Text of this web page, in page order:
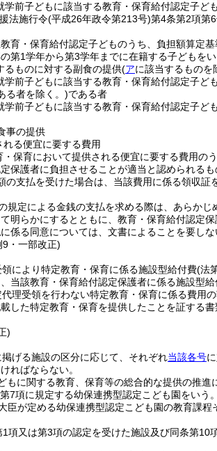
前子どもに該当する教育・保育給付認定子ど
法施行令(平成26年政令第213号)第4条第2項第
育・保育給付認定子どものうち、負担額算定
第1学年から第3学年までに在籍する子どもを
るものに対する副食の提供(アに該当するものを
学前子どもに該当する教育・保育給付認定子
る者を除く。)である者
学前子どもに該当する教育・保育給付認定子
事の提供
る便宜に要する費用
保育において提供される便宜に要する費用の
保護者に負担させることが適当と認められるも
の支払を受けた場合は、当該費用に係る領収
規定による金銭の支払を求める際は、あらか
明らかにするとともに、教育・保育給付認定
係る同意については、文書によることを要しな
・一部改正)
により特定教育・保育に係る施設型給付費(法
当該教育・保育給付認定保護者に係る施設型給
理受領を行わない特定教育・保育に係る費用
した特定教育・保育を提供したことを証する
)
掲げる施設の区分に応じて、それぞれ当該各号
ればならない。
もに関する教育、保育等の総合的な提供の推進
7項に規定する幼保連携型認定こども園をいう
臣が定める幼保連携型認定こども園の教育課程
項又は第3項の認定を受けた施設及び同条第10